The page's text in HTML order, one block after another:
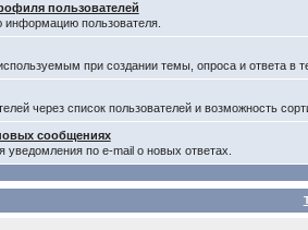
пользователей
информацию пользователя.
при создании темы, опроса и ответа в
через список пользователей и возможность
сообщениях
уведомления по e-mail о новых ответах.